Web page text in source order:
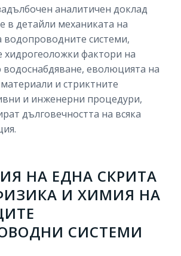
аналитичен доклад
в детайли механиката на
водопроводните системи,
хидрогеоложки фактори на
водоснабдяване, еволюцията на
и стриктните
и инженерни процедури,
дълговечността на всяка
НА ЕДНА СКРИТА
И ХИМИЯ НА
СИСТЕМИ